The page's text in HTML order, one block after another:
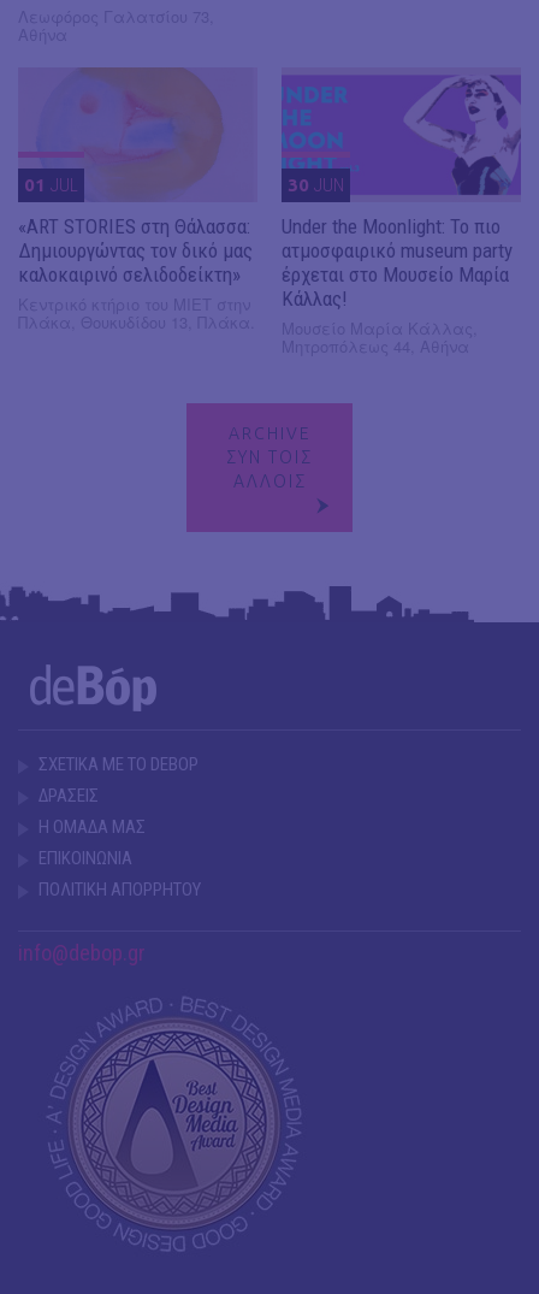
01 JUL
«ART STORIES στη Θάλασσα:
Δημιουργώντας τον δικό μας
καλοκαιρινό σελιδοδείκτη»
30 JUN
Under the Moonlight: Το πιο
ατμοσφαιρικό museum party
έρχεται στο Μουσείο Μαρία
Κάλλας!
ARCHIVE
ΣΥΝ ΤΟΙΣ
ΑΛΛΟΙΣ
ΣΧΕΤΙΚΑ ΜΕ ΤΟ DEBOP
ΔΡΑΣΕΙΣ
Η ΟΜΑΔΑ ΜΑΣ
ΕΠΙΚΟΙΝΩΝΙΑ
ΠΟΛΙΤΙΚΗ ΑΠΟΡΡΗΤΟΥ
info@debop.gr